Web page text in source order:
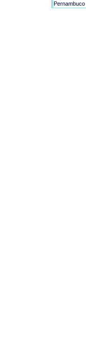
Pernambuco